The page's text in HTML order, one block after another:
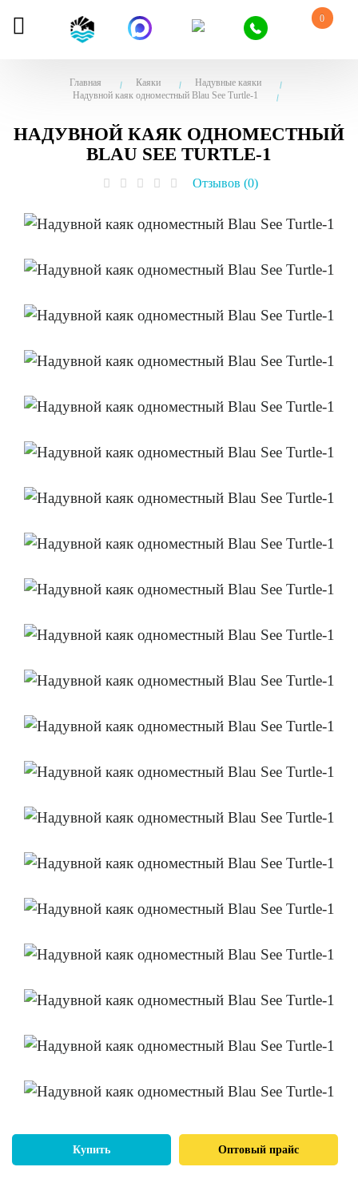
0
Главная Каяки
Надувные каяки
Надувной каяк одноместный Blau See Turtle-1
НАДУВНОЙ КАЯК ОДНОМЕСТНЫЙ
BLAU SEE TURTLE-1
Отзывов (0)
Купить Оптовый прайс